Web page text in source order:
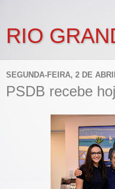
RIO
SEGUNDA-FEIRA, 2 DE
PSDB recebe